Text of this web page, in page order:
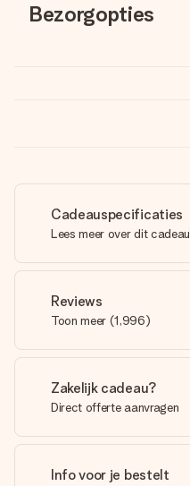
Bezorgopties
Cadeauspecificaties
Lees meer over dit cadeau
Reviews
Toon meer (1,996)
Zakelijk cadeau?
Direct offerte aanvragen
Info voor je bestelt